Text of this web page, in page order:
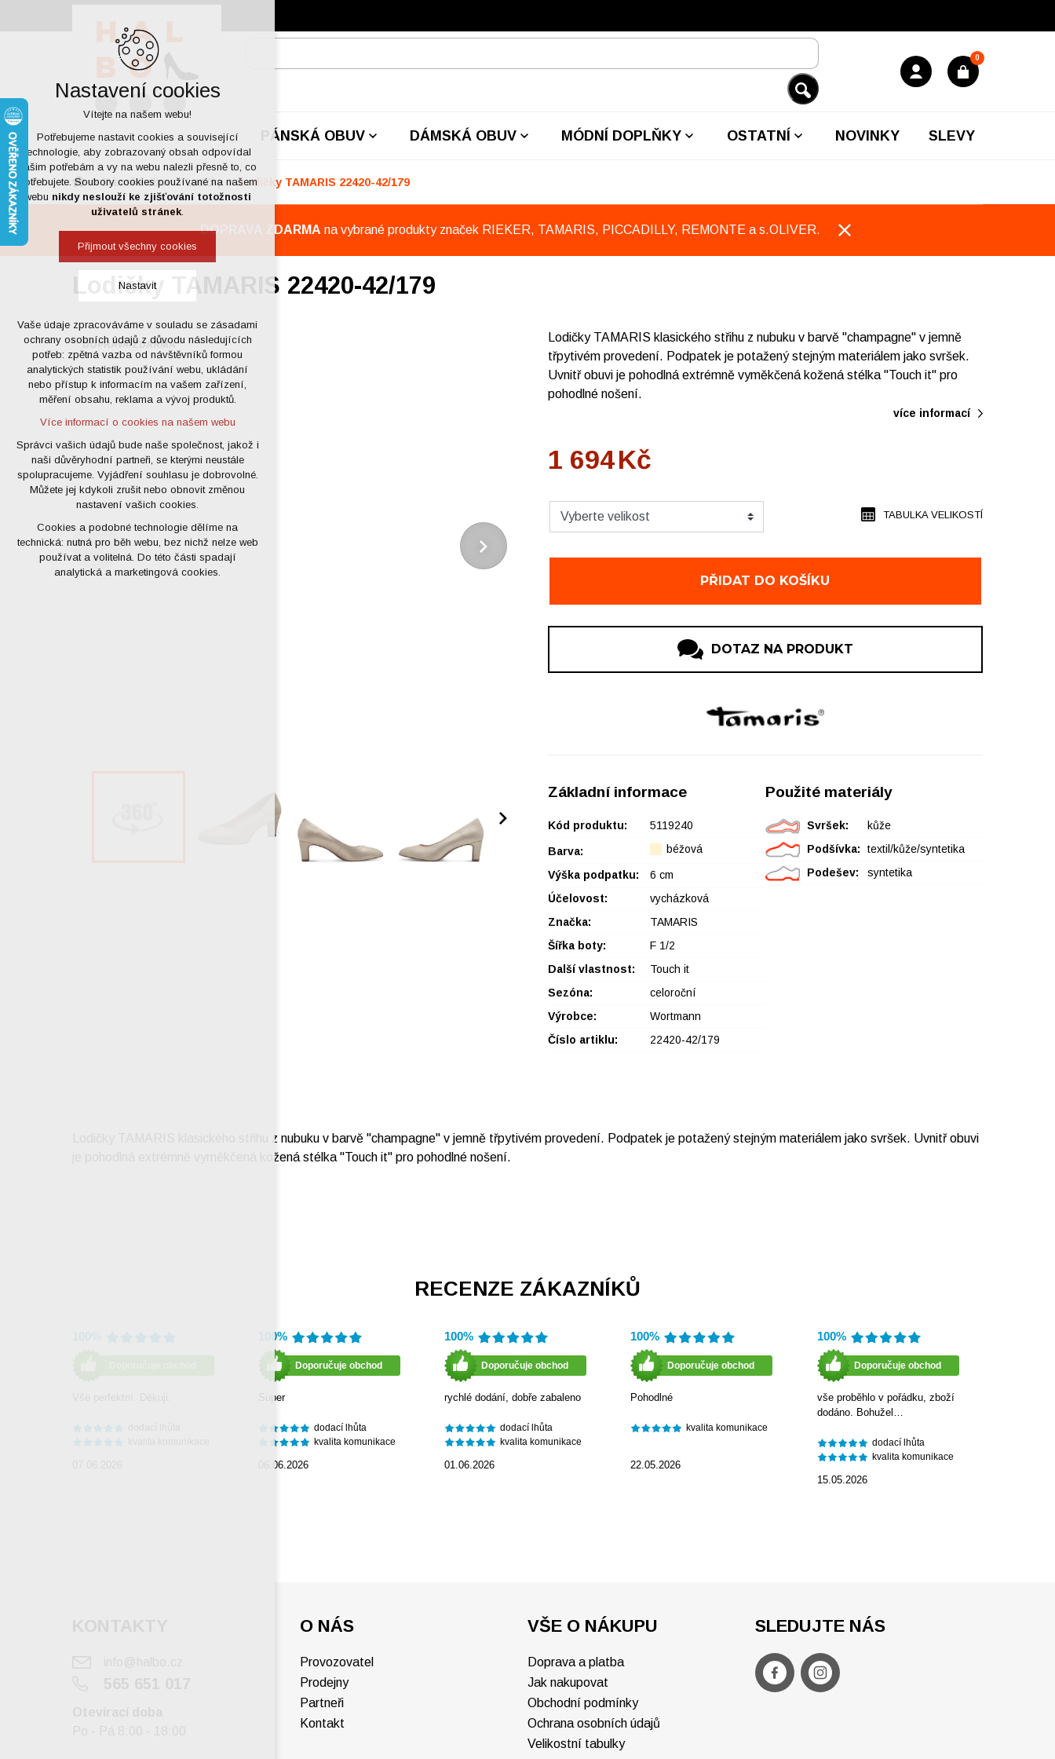
0
PÁNSKÁ OBUV DÁMSKÁ OBUV MÓDNÍ DOPLŇKY OSTATNÍ NOVINKY SLEVY
Dámská obuv Lodičky Lodičky TAMARIS 22420-42/179
DOPRAVA ZDARMA na vybrané produkty značek RIEKER, TAMARIS, PICCADILLY, REMONTE a s.OLIVER.
Lodičky TAMARIS 22420-42/179
DOPRAVA ZDARMA
Lodičky TAMARIS klasického střihu z nubuku v barvě "champagne" v jemně
třpytivém provedení. Podpatek je potažený stejným materiálem jako svršek.
Uvnitř obuvi je pohodlná extrémně vyměkčená kožená stélka "Touch it" pro
pohodlné nošení.
více informací
1 694Kč
PŘIDAT DO KOŠÍKU
TABULKA VELIKOSTÍ
DOTAZ NA PRODUKT
Základní informace
Kód produktu: 5119240
Barva: béžová
Výška podpatku:
6 cm
Účelovost:
vycházková
Značka:
TAMARIS
Šířka boty:
F 1/2
Další vlastnost:
Touch it
Sezóna:
celoroční
Výrobce:
Wortmann
Číslo artiklu:
22420-42/179
Použité materiály
Svršek:
kůže
Podšívka:
textil/kůže/syntetika
Podešev:
syntetika
Lodičky TAMARIS klasického střihu z nubuku v barvě "champagne" v jemně třpytivém provedení. Podpatek je potažený stejným materiálem jako svršek. Uvnitř obuvi
je pohodlná extrémně vyměkčená kožená stélka "Touch it" pro pohodlné nošení.
RECENZE ZÁKAZNÍKŮ
100%
Doporučuje obchod
Super
dodací lhůta
kvalita komunikace
06.06.2026
100%
Doporučuje obchod
rychlé dodání, dobře zabaleno
dodací lhůta
kvalita komunikace
01.06.2026
100%
Doporučuje obchod
Pohodlné
kvalita komunikace
22.05.2026
100%
Doporučuje obchod
vše proběhlo v pořádku, zboží
dodáno. Bohužel…
dodací lhůta
kvalita komunikace
15.05.2026
O NÁS
Provozovatel
Prodejny
Partneři
Kontakt
VŠE O NÁKUPU
Doprava a platba
Jak nakupovat
Obchodní podmínky
Ochrana osobních údajů
Velikostní tabulky
SLEDUJTE NÁS
Nastavení cookies
Vítejte na našem webu!
Potřebujeme nastavit cookies a související
technologie, aby zobrazovaný obsah odpovídal
vašim potřebám a vy na webu nalezli přesně to, co
potřebujete. Soubory cookies používané na našem
webu nikdy neslouží ke zjišťování totožnosti
uživatelů stránek.
Přijmout všechny cookies
Nastavit
Technická cookies
nutná pro provozování webu
udržení kontextu stránek (session):
případná přihlášení, volby jazyka, apod.
Volitelná cookies
analytická pro anonymizované
vyhodnocení návštěvnosti
marketingová cookies (Google)
Více informací o cookies na našem webu
Přijmout všechny cookies
Odmítnout vše
Vaše údaje zpracováváme v souladu se zásadami
ochrany osobních údajů z důvodu následujících
potřeb: zpětná vazba od návštěvníků formou
analytických statistik používání webu, ukládání
nebo přístup k informacím na vašem zařízení,
měření obsahu, reklama a vývoj produktů.
Více informací o cookies na našem webu
Správci vašich údajů bude naše společnost, jakož i
naši důvěryhodní partneři, se kterými neustále
spolupracujeme. Vyjádření souhlasu je dobrovolné.
Můžete jej kdykoli zrušit nebo obnovit změnou
nastavení vašich cookies.
Cookies a podobné technologie dělíme na
technická: nutná pro běh webu, bez nichž nelze web
používat a volitelná. Do této části spadají
analytická a marketingová cookies.